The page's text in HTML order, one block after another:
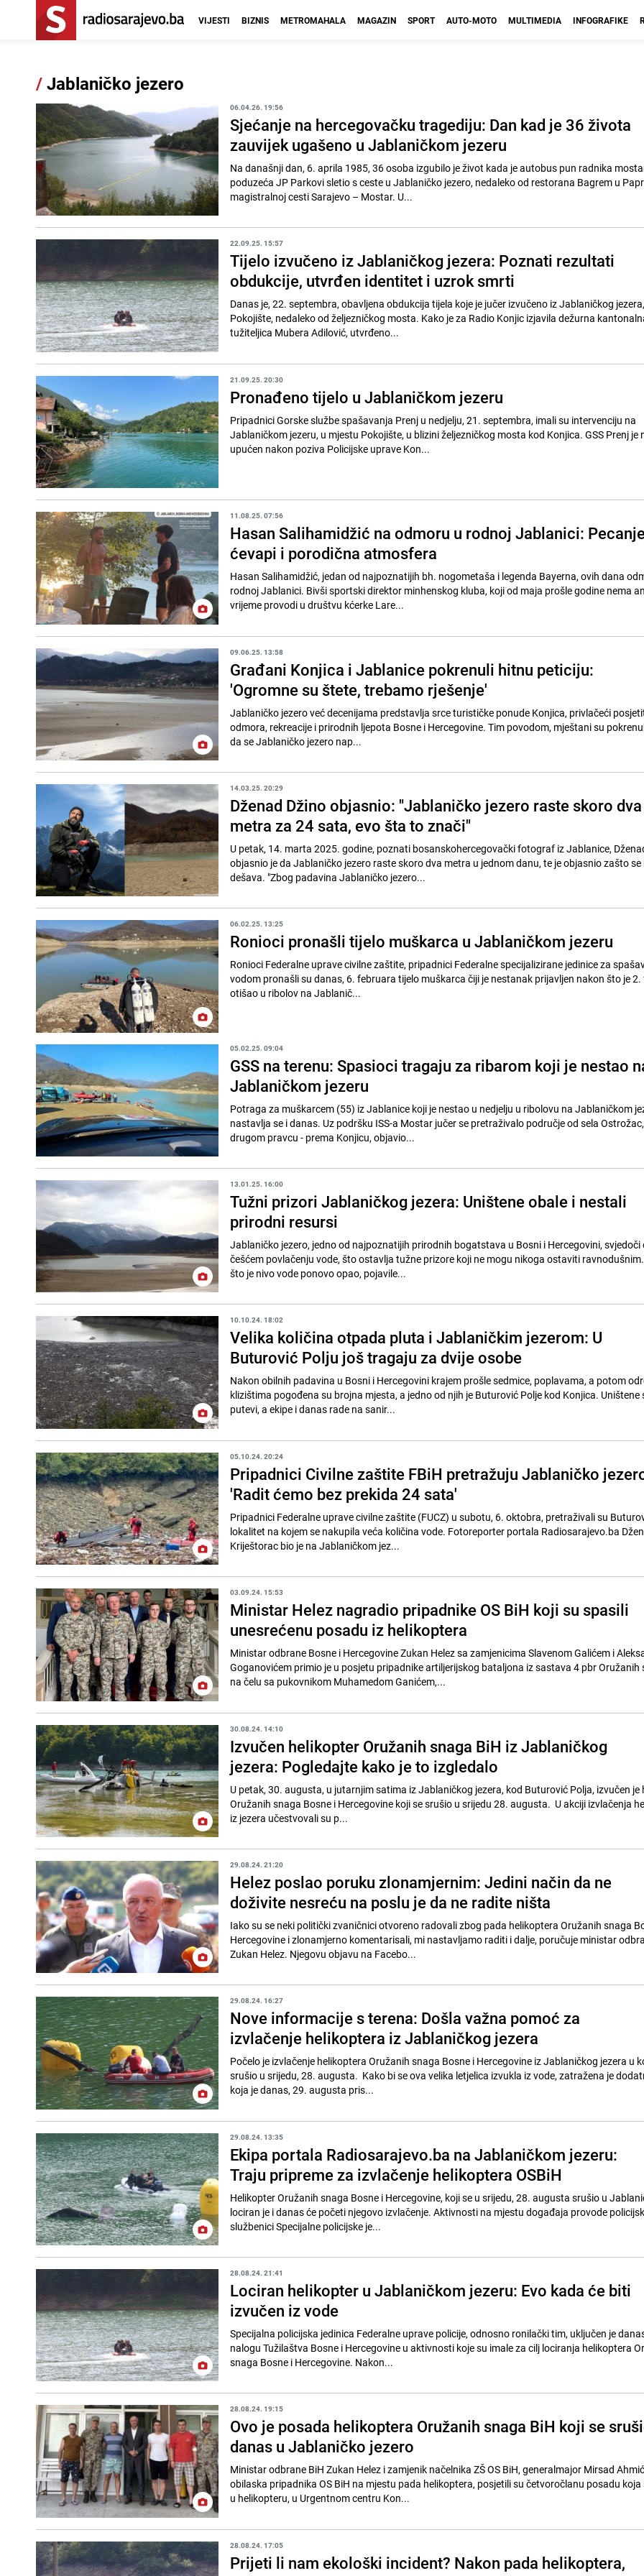
VIJESTI BIZNIS METROMAHALA MAGAZIN SPORT AUTO-MOTO MULTIMEDIA INFOGRAFIKE
/Jablaničko jezero
06.04.26. 19:56
Sjećanje na hercegovačku tragediju: Dan kad je 36 života
zauvijek ugašeno u Jablaničkom jezeru
Na današnji dan, 6. aprila 1985, 36 osoba izgubilo je život kada je autobus pun radnika
poduzeća JP Parkovi sletio s ceste u Jablaničko jezero, nedaleko od restorana Bagrem u
magistralnoj cesti Sarajevo – Mostar. U...
22.09.25. 15:57
Tijelo izvučeno iz Jablaničkog jezera: Poznati rezultati
obdukcije, utvrđen identitet i uzrok smrti
Danas je, 22. septembra, obavljena obdukcija tijela koje je jučer izvučeno iz Jablaničkog
Pokojište, nedaleko od željezničkog mosta. Kako je za Radio Konjic izjavila dežurna
tužiteljica Mubera Adilović, utvrđeno...
21.09.25. 20:30
Pronađeno tijelo u Jablaničkom jezeru
Pripadnici Gorske službe spašavanja Prenj u nedjelju, 21. septembra, imali su intervenciju na
Jablaničkom jezeru, u mjestu Pokojište, u blizini željezničkog mosta kod Konjica. GSS Prenj je
upućen nakon poziva Policijske uprave Kon...
11.08.25. 07:56
Hasan Salihamidžić na odmoru u rodnoj Jablanici:
ćevapi i porodična atmosfera
Hasan Salihamidžić, jedan od najpoznatijih bh. nogometaša i legenda Bayerna, ovih dana
rodnoj Jablanici. Bivši sportski direktor minhenskog kluba, koji od maja prošle godine nema
vrijeme provodi u društvu kćerke Lare...
09.06.25. 13:58
Građani Konjica i Jablanice pokrenuli hitnu peticiju:
'Ogromne su štete, trebamo rješenje'
Jablaničko jezero već decenijama predstavlja srce turističke ponude Konjica, privlačeći
odmora, rekreacije i prirodnih ljepota Bosne i Hercegovine. Tim povodom, mještani su
da se Jablaničko jezero nap...
14.03.25. 20:29
Dženad Džino objasnio: "Jablaničko jezero raste skoro dva
metra za 24 sata, evo šta to znači"
U petak, 14. marta 2025. godine, poznati bosanskohercegovački fotograf iz Jablanice,
objasnio je da Jablaničko jezero raste skoro dva metra u jednom danu, te je objasnio zašto se
dešava. "Zbog padavina Jablaničko jezero...
06.02.25. 13:25
Ronioci pronašli tijelo muškarca u Jablaničkom jezeru
Ronioci Federalne uprave civilne zaštite, pripadnici Federalne specijalizirane jedinice za
vodom pronašli su danas, 6. februara tijelo muškarca čiji je nestanak prijavljen nakon što je
otišao u ribolov na Jablanič...
05.02.25. 09:04
GSS na terenu: Spasioci tragaju za ribarom koji je nestao
Jablaničkom jezeru
Potraga za muškarcem (55) iz Jablanice koji je nestao u nedjelju u ribolovu na Jablaničkom
nastavlja se i danas. Uz podršku ISS-a Mostar jučer se pretraživalo područje od sela
drugom pravcu - prema Konjicu, objavio...
13.01.25. 16:00
Tužni prizori Jablaničkog jezera: Uništene obale i nestali
prirodni resursi
Jablaničko jezero, jedno od najpoznatijih prirodnih bogatstava u Bosni i Hercegovini, svjedoči
češćem povlačenju vode, što ostavlja tužne prizore koji ne mogu nikoga ostaviti
što je nivo vode ponovo opao, pojavile...
10.10.24. 18:02
Velika količina otpada pluta i Jablaničkim jezerom: U
Buturović Polju još tragaju za dvije osobe
Nakon obilnih padavina u Bosni i Hercegovini krajem prošle sedmice, poplavama, a potom
klizištima pogođena su brojna mjesta, a jedno od njih je Buturović Polje kod Konjica. Uništene
putevi, a ekipe i danas rade na sanir...
05.10.24. 20:24
Pripadnici Civilne zaštite FBiH pretražuju Jablaničko
'Radit ćemo bez prekida 24 sata'
Pripadnici Federalne uprave civilne zaštite (FUCZ) u subotu, 6. oktobra, pretraživali su
lokalitet na kojem se nakupila veća količina vode. Fotoreporter portala Radiosarajevo.ba
Kriještorac bio je na Jablaničkom jez...
03.09.24. 15:53
Ministar Helez nagradio pripadnike OS BiH koji su spasili
unesrećenu posadu iz helikoptera
Ministar odbrane Bosne i Hercegovine Zukan Helez sa zamjenicima Slavenom Galićem i
Goganovićem primio je u posjetu pripadnike artiljerijskog bataljona iz sastava 4 pbr Oružanih
na čelu sa pukovnikom Muhamedom Ganićem,...
30.08.24. 14:10
Izvučen helikopter Oružanih snaga BiH iz Jablaničkog
jezera: Pogledajte kako je to izgledalo
U petak, 30. augusta, u jutarnjim satima iz Jablaničkog jezera, kod Buturović Polja, izvučen je
Oružanih snaga Bosne i Hercegovine koji se srušio u srijedu 28. augusta. U akciji izvlačenja
iz jezera učestvovali su p...
29.08.24. 21:20
Helez poslao poruku zlonamjernim: Jedini način da ne
doživite nesreću na poslu je da ne radite ništa
Iako su se neki politički zvaničnici otvoreno radovali zbog pada helikoptera Oružanih snaga
Hercegovine i zlonamjerno komentarisali, mi nastavljamo raditi i dalje, poručuje ministar
Zukan Helez. Njegovu objavu na Facebo...
29.08.24. 16:27
Nove informacije s terena: Došla važna pomoć za
izvlačenje helikoptera iz Jablaničkog jezera
Počelo je izvlačenje helikoptera Oružanih snaga Bosne i Hercegovine iz Jablaničkog jezera u
srušio u srijedu, 28. augusta. Kako bi se ova velika letjelica izvukla iz vode, zatražena je
koja je danas, 29. augusta pris...
29.08.24. 13:35
Ekipa portala Radiosarajevo.ba na Jablaničkom jezeru:
Traju pripreme za izvlačenje helikoptera OSBiH
Helikopter Oružanih snaga Bosne i Hercegovine, koji se u srijedu, 28. augusta srušio u
lociran je i danas će početi njegovo izvlačenje. Aktivnosti na mjestu događaja provode
službenici Specijalne policijske je...
28.08.24. 21:41
Lociran helikopter u Jablaničkom jezeru: Evo kada će biti
izvučen iz vode
Specijalna policijska jedinica Federalne uprave policije, odnosno ronilački tim, uključen je
nalogu Tužilaštva Bosne i Hercegovine u aktivnosti koje su imale za cilj lociranja helikoptera
snaga Bosne i Hercegovine. Nakon...
28.08.24. 19:15
Ovo je posada helikoptera Oružanih snaga BiH koji se
danas u Jablaničko jezero
Ministar odbrane BiH Zukan Helez i zamjenik načelnika ZŠ OS BiH, generalmajor Mirsad
obilaska pripadnika OS BiH na mjestu pada helikoptera, posjetili su četvoročlanu posadu koja
u helikopteru, u Urgentnom centru Kon...
28.08.24. 17:05
Prijeti li nam ekološki incident? Nakon pada helikoptera,